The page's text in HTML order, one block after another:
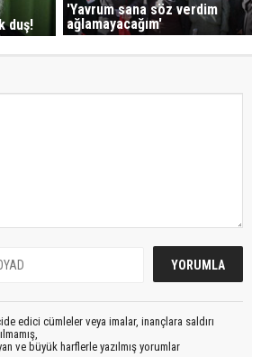
duş!
'Yavrum sana söz verdim
ağlamayacağım'
edici cümleler veya imalar, inançlara saldırı
ve büyük harflerle yazılmış yorumlar